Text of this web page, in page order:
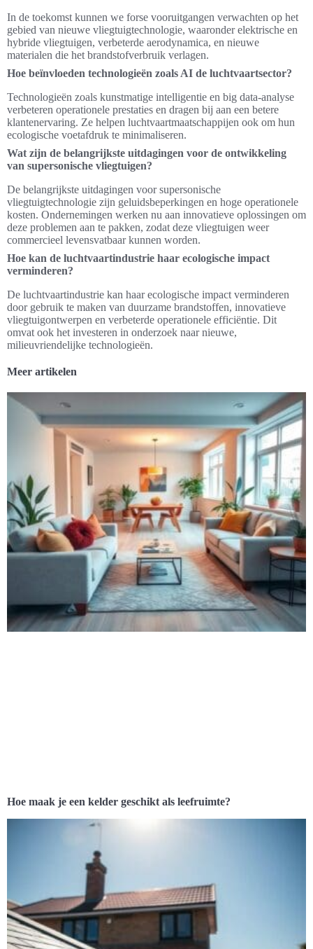
In de toekomst kunnen we forse vooruitgangen verwachten op het
gebied van nieuwe vliegtuigtechnologie, waaronder elektrische en
hybride vliegtuigen, verbeterde aerodynamica, en nieuwe
materialen die het brandstofverbruik verlagen.
Hoe beïnvloeden technologieën zoals AI de luchtvaartsector?
Technologieën zoals kunstmatige intelligentie en big data-analyse
verbeteren operationele prestaties en dragen bij aan een betere
klantenervaring. Ze helpen luchtvaartmaatschappijen ook om hun
ecologische voetafdruk te minimaliseren.
Wat zijn de belangrijkste uitdagingen voor de ontwikkeling
van supersonische vliegtuigen?
De belangrijkste uitdagingen voor supersonische
vliegtuigtechnologie zijn geluidsbeperkingen en hoge operationele
kosten. Ondernemingen werken nu aan innovatieve oplossingen om
deze problemen aan te pakken, zodat deze vliegtuigen weer
commercieel levensvatbaar kunnen worden.
Hoe kan de luchtvaartindustrie haar ecologische impact
verminderen?
De luchtvaartindustrie kan haar ecologische impact verminderen
door gebruik te maken van duurzame brandstoffen, innovatieve
vliegtuigontwerpen en verbeterde operationele efficiëntie. Dit
omvat ook het investeren in onderzoek naar nieuwe,
milieuvriendelijke technologieën.
Meer artikelen
Hoe maak je een kelder geschikt als leefruimte?